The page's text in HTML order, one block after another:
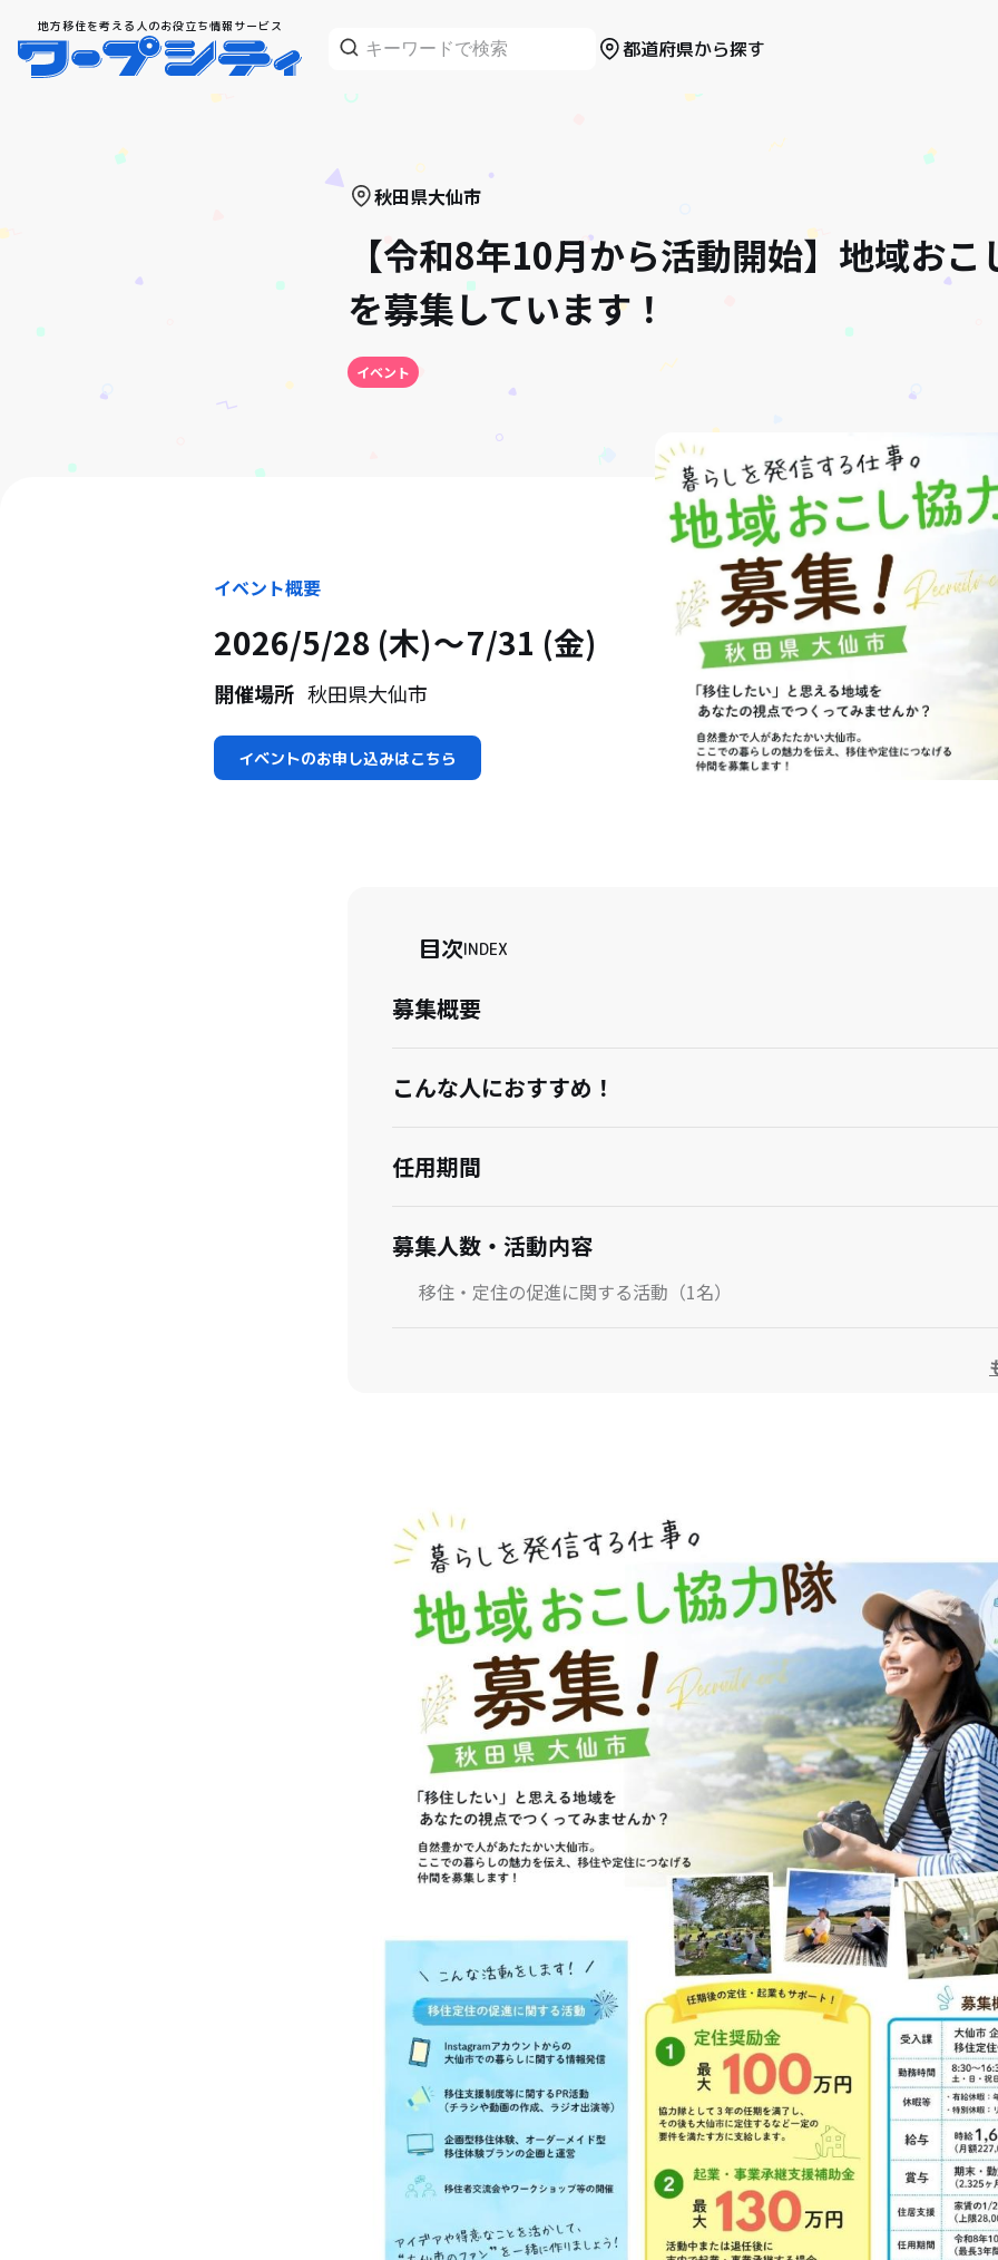
地方移住を考える人のお役立ち情報サービス
都道府県から探す
秋田県大仙市
【令和8年10月から活動開始】地域おこ
を募集しています！
イベント
イベント概要
2026/5/28 (木) 7/31 (金)
開催場所 秋田県大仙市
イベントのお申し込みはこちら
目次INDEX
募集概要
こんな人におすすめ！
任用期間
募集人数・活動内容
移住・定住の促進に関する活動（1名）
応募期限
募集要項・応募用紙
応募・お問い合わせ先
大仙市で活動している地域おこし協力隊員からひとことコ
広報広聴課に所属している隊員
移住定住促進課に所属している隊員
移住定住促進課に所属している隊員
南外支所地域活性化推進室に所属している隊員
広報広聴課に所属している隊員
大仙市で活動している地域おこし協力隊の情報はホームペ
Sでも紹介しています！
地域を元気にするさまざまな活動をしています！
参考